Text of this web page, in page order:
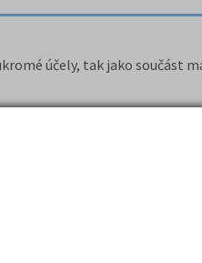
účely, tak jako součást